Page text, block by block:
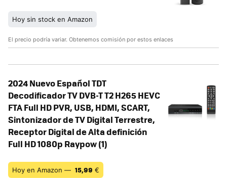
Hoy sin stock en Amazon
El precio podría variar. Obtenemos comisión por estos enlaces
2024 Nuevo Español TDT
Decodificador TV DVB-T T2 H265 HEVC
FTA Full HD PVR, USB, HDMI, SCART,
Sintonizador de TV Digital Terrestre,
Receptor Digital de Alta definición
Full HD 1080p Raypow (1)
Hoy en Amazon — 15,99 €